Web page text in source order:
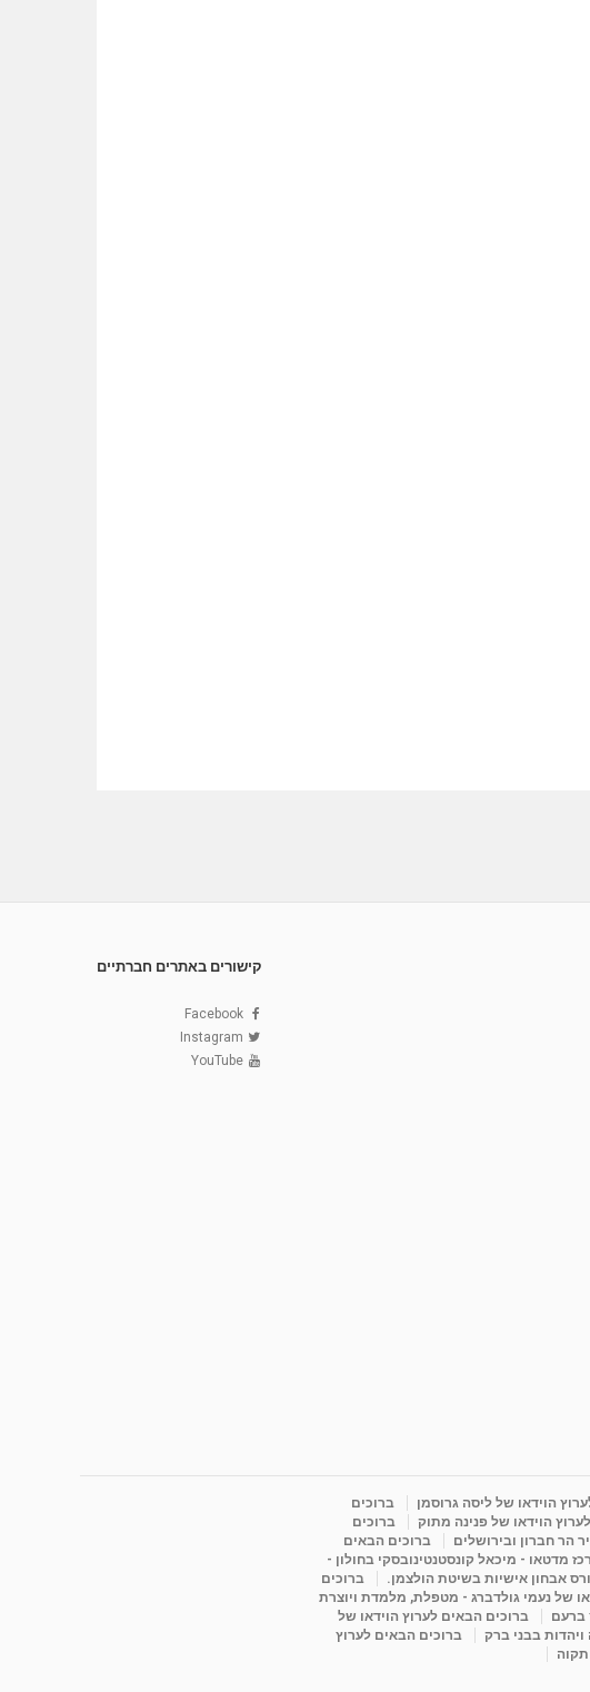
קישורים באתרים חברתיים
Facebook
Instagram
YouTube
הוידאו של ליסה גרוסמן
ברוכים
הוידאו של פנינה מתוק
ברוכים
הר חברון ובירושלים
ברוכים הבאים
מדטאו - מיכאל קונסטנטינובסקי בחולון -
אבחון אישיות בשיטת הולצמן.
ברוכים
של נעמי גולדברג - מטפלת, מלמדת ויוצרת
ברעם
ברוכים הבאים לערוץ הוידאו של
בבני ברק
ברוכים הבאים לערוץ
תקוה